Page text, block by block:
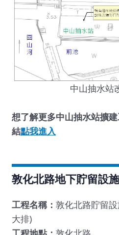
中山抽水站
想了解更多中山抽水站擴
結點我進入
敦化北路地下貯留設
工程名稱： 敦化北路貯留
大排)